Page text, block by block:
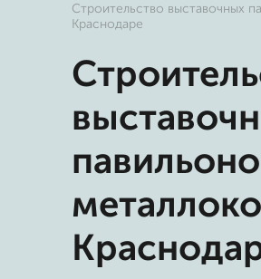
Строительство выставочных
Краснодаре